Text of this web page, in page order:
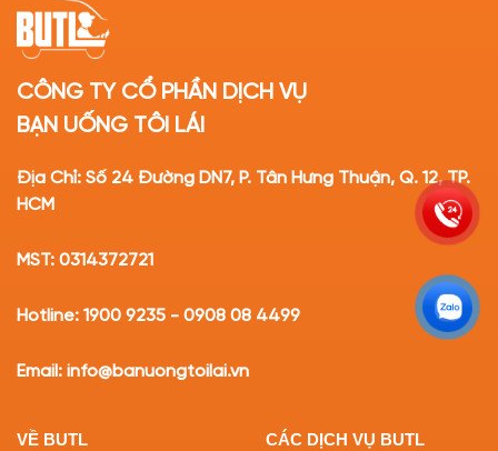
CÔNG TY CỔ PHẦN DỊCH VỤ
BẠN UỐNG TÔI LÁI
Địa Chỉ: Số 24 Đường DN7, P. Tân Hưng Thuận, Q. 12, TP.
HCM
MST: 0314372721
Hotline: 1900 9235 - 0908 08 4499
Email: info@banuongtoilai.vn
VỀ BUTL CÁC DỊCH VỤ BUTL